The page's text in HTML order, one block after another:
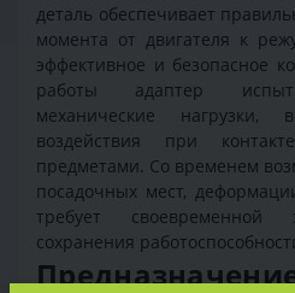
деталь обеспечивает
момента от двигателя к
эффективное и безопасное
работы адаптер
механические
воздействия при
предметами. Со временем
посадочных мест,
требует
сохранения